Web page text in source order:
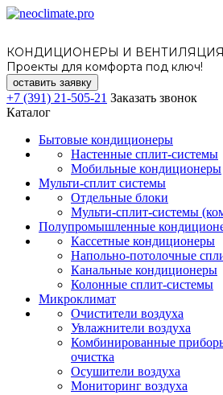
КОНДИЦИОНЕРЫ И ВЕНТИЛЯЦИЯ
Проекты для комфорта под ключ!
оставить заявку
+7 (391) 21-505-21 Заказать звонок
Каталог
Бытовые кондиционеры
Настенные сплит-системы
Мобильные кондиционеры
Мульти-сплит системы
Отдельные блоки
Мульти-сплит-системы
Полупромышленные
Кассетные кондиционеры
Напольно-потолочные
Канальные кондиционеры
Колонные сплит-системы
Микроклимат
Очистители воздуха
Увлажнители воздуха
Комбинированные
очистка
Осушители воздуха
Мониторинг воздуха